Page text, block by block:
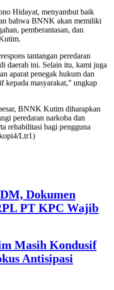
Hidayat, menyambut baik
bahwa BNNK akan memiliki
pemberantasan, dan
tantangan peredaran
daerah ini. Selain itu, kami juga
aparat penegak hukum dan
kepada masyarakat,” ungkap
BNNK Kutim diharapkan
peredaran narkoba dan
rehabilitasi bagi pengguna
Ltr1)
Dokumen
PT KPC Wajib
Masih Kondusif
Antisipasi